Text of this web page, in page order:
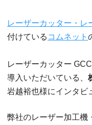
レーザーカッター・レ
付けている コムネット
レーザーカッター
導入いただいている、
岩越裕也様にインタビ
弊社のレーザー加工機